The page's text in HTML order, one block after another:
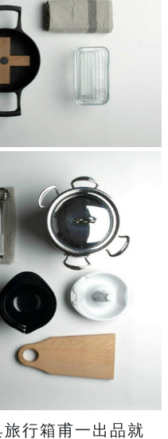
行箱甫一出品就